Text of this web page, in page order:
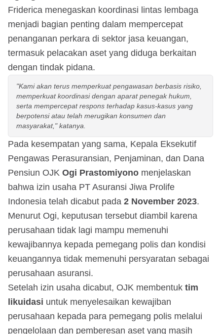
Friderica menegaskan koordinasi lintas lembaga
menjadi bagian penting dalam mempercepat
penanganan perkara di sektor jasa keuangan,
termasuk pelacakan aset yang diduga berkaitan
dengan tindak pidana.
"Kami akan terus memperkuat pengawasan berbasis risiko,
memperkuat koordinasi dengan aparat penegak hukum,
serta mempercepat respons terhadap kasus-kasus yang
berpotensi atau telah merugikan konsumen dan
masyarakat," katanya.
Pada kesempatan yang sama, Kepala Eksekutif
Pengawas Perasuransian, Penjaminan, dan Dana
Pensiun OJK Ogi Prastomiyono menjelaskan
bahwa izin usaha PT Asuransi Jiwa Prolife
Indonesia telah dicabut pada 2 November 2023.
Menurut Ogi, keputusan tersebut diambil karena
perusahaan tidak lagi mampu memenuhi
kewajibannya kepada pemegang polis dan kondisi
keuangannya tidak memenuhi persyaratan sebagai
perusahaan asuransi.
Setelah izin usaha dicabut, OJK membentuk tim
likuidasi untuk menyelesaikan kewajiban
perusahaan kepada para pemegang polis melalui
pengelolaan dan pemberesan aset yang masih